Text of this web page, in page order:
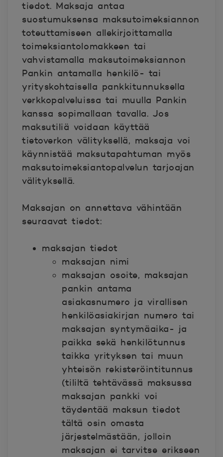
tiedot. Maksaja antaa
suostumuksensa maksutoimeksiannon
toteuttamiseen allekirjoittamalla
toimeksiantolomakkeen tai
vahvistamalla maksutoimeksiannon
Pankin antamalla henkilö- tai
yrityskohtaisella pankkitunnuksella
verkkopalveluissa tai muulla Pankin
kanssa sopimallaan tavalla. Jos
maksutiliä voidaan käyttää
tietoverkon välityksellä, maksaja voi
käynnistää maksutapahtuman myös
maksutoimeksiantopalvelun tarjoajan
välityksellä.
Maksajan on annettava vähintään
seuraavat tiedot:
maksajan tiedot
maksajan nimi
maksajan osoite, maksajan
pankin antama
asiakasnumero ja virallisen
henkilöasiakirjan numero tai
maksajan syntymäaika- ja
paikka sekä henkilötunnus
taikka yrityksen tai muun
yhteisön rekisteröintitunnus
(tililtä tehtävässä maksussa
maksajan pankki voi
täydentää maksun tiedot
tältä osin omasta
järjestelmästään, jolloin
maksajan ei tarvitse erikseen